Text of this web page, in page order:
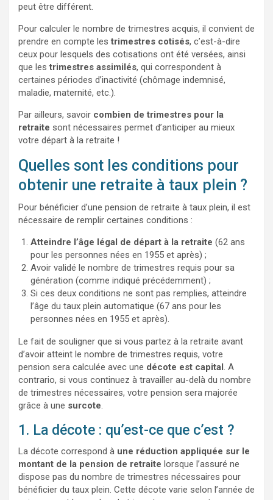
peut être différent.
Pour calculer le nombre de trimestres acquis, il convient de
prendre en compte lestrimestres cotisés, c’est-à-dire
ceux pour lesquels des cotisations ont été versées, ainsi
que lestrimestres assimilés, qui correspondent à
certaines périodes d’inactivité (chômage indemnisé,
maladie, maternité, etc.).
Par ailleurs, savoir combien de trimestres pour la
retraite sont nécessaires permet d’anticiper au mieux
votre départ à la retraite !
Quelles sont les conditions pour
obtenir une retraite à taux plein ?
Pour bénéficier d’une pension de retraite à taux plein, il est
nécessaire de remplir certaines conditions :
Atteindre l’âge légal de départ à la retraite (62 ans
pour les personnes nées en 1955 et après) ;
Avoir validé le nombre de trimestres requis pour sa
génération (comme indiqué précédemment) ;
Si ces deux conditions ne sont pas remplies, atteindre
l’âge du taux plein automatique (67 ans pour les
personnes nées en 1955 et après).
Le fait de souligner que si vous partez à la retraite avant
d’avoir atteint le nombre de trimestres requis, votre
pension sera calculée avec une décote est capital. A
contrario, si vous continuez à travailler au-delà du nombre
de trimestres nécessaires, votre pension sera majorée
grâce à une surcote.
1. La décote : qu’est-ce que c’est ?
La décote correspond à une réduction appliquée sur le
montant de la pension de retraite lorsque l’assuré ne
dispose pas du nombre de trimestres nécessaires pour
bénéficier du taux plein. Cette décote varie selon l’année de